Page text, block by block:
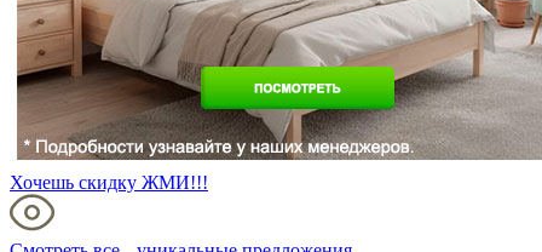
Хочешь скидку ЖМИ!!!